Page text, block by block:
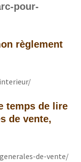
pour-
règlement
temps de lire
de vente,
de-vente/